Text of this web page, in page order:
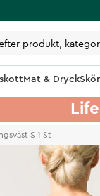
Mat & Dryck
S 1 St